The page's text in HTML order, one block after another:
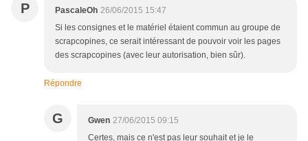
P PascaleOh 26/06/2015 15:47
Si les consignes et le matériel étaient commun au groupe de
scrapcopines, ce serait intéressant de pouvoir voir les pages
des scrapcopines (avec leur autorisation, bien sûr).
Répondre
G Gwen 27/06/2015 09:15
Certes, mais ce n'est pas leur souhait et je le